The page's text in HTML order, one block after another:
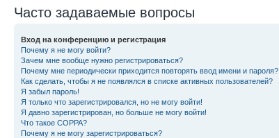
Часто задаваемые вопросы
Вход на конференцию и регистрация
Почему я не могу войти?
Зачем мне вообще нужно регистрироваться?
Почему мне периодически приходится повторять ввод имени и пароля?
Как сделать, чтобы я не появлялся в списке активных пользователей?
Я забыл пароль!
Я только что зарегистрировался, но не могу войти!
Я давно зарегистрирован, но больше не могу войти!
Что такое COPPA?
Почему я не могу зарегистрироваться?